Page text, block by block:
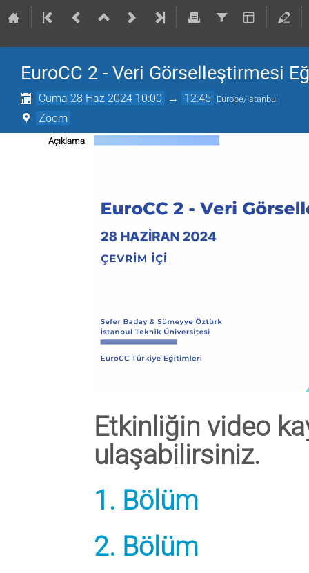
EuroCC 2 - Veri Görselleştirmesi
Cuma 28 Haz 2024 10:00 → 12:45 Europe/Istanbul
Zoom
Açıklama
Etkinliğin video
ulaşabilirsiniz.
1. Bölüm
2. Bölüm